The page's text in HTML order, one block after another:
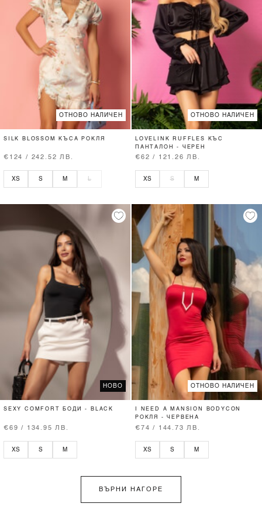
ОТНОВО НАЛИЧЕН
SILK BLOSSOM КЪСА РОКЛЯ
€124 / 242.52 ЛВ.
XS S M L
ОТНОВО НАЛИЧЕН
LOVELINK RUFFLES КЪС
ПАНТАЛОН - ЧЕРЕН
€62 / 121.26 ЛВ.
XS S M
НОВО
SEXY COMFORT БОДИ - BLACK
€69 / 134.95 ЛВ.
XS S M
ОТНОВО НАЛИЧЕН
I NEED A MANSION BODYCON
РОКЛЯ - ЧЕРВЕНА
€74 / 144.73 ЛВ.
XS S M
ВЪРНИ НАГОРЕ